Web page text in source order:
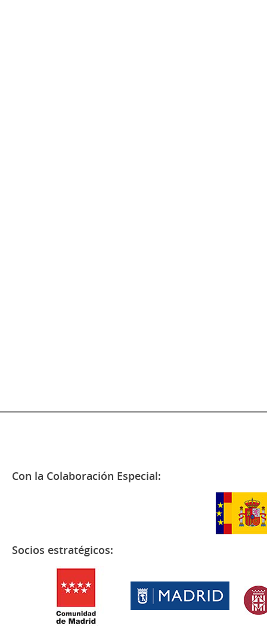
Con la Colaboración Especial:
Socios estratégicos: